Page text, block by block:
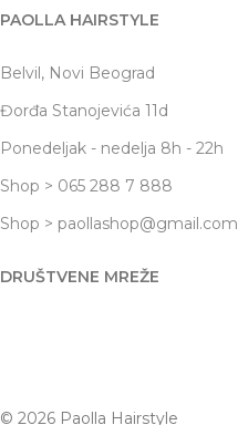
PAOLLA HAIRSTYLE
Belvil, Novi Beograd
Đorđa Stanojevića 11d
Ponedeljak - nedelja 8h - 22h
Shop > 065 288 7 888
Shop > paollashop@gmail.com
DRUŠTVENE MREŽE
© 2026 Paolla Hairstyle